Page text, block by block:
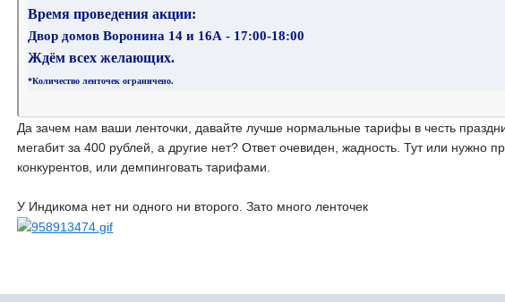
Время проведения акции:
Двор домов Воронина 14 и 16А - 17:00-18:00
Ждём всех желающих.
*Количество ленточек ограничено.
Да зачем нам ваши ленточки, давайте лучше нормальные тарифы в честь
мегабит за 400 рублей, а другие нет? Ответ очевиден, жадность. Тут или нужно
конкурентов, или демпинговать тарифами.
У Индикома нет ни одного ни второго. Зато много ленточек